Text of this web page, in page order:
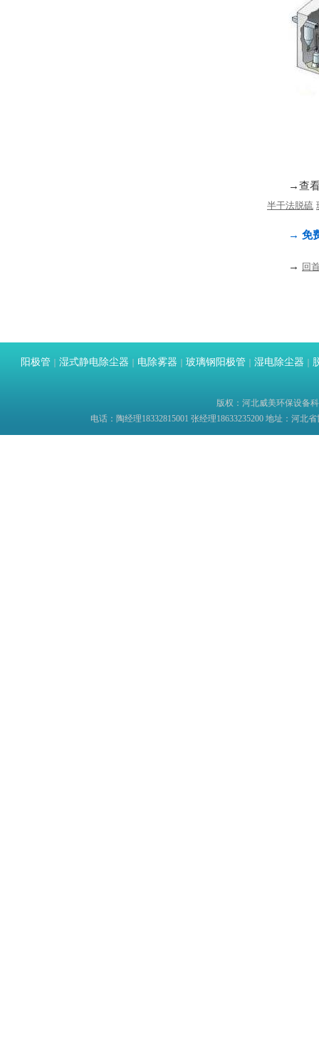
→查
半干法脱硫
→ 免
→ 回
阳极管 湿式静电除尘器 电除雾器 玻璃钢阳极管 湿电除尘器
版权：河北威美环保设备
电话：陶经理18332815001 张经理18633235200 地址：河北